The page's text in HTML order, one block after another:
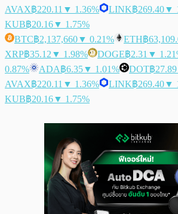
AVAX฿220.11 ▼ 1.36% LINK฿269.40▼
KUB฿20.16▼ 1.75%
BTC฿2,137,660▼ 0.21% ETH฿
XRP฿35.12 ▼ 1.98% DOGE฿2.31 ▼
0.87%
ADA฿6.35▼ 1.01% DOT฿27.89
AVAX฿220.11 ▼ 1.36% LINK฿269.40▼
KUB฿20.16▼ 1.75%